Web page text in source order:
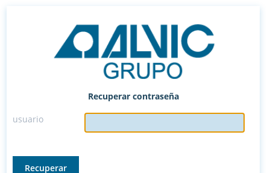
Recuperar contraseña
usuario